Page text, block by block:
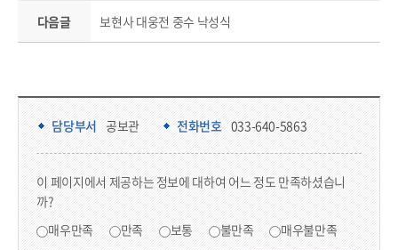
다음글 보현사 대웅전 중수 낙성식
담당부서 정보 & 컨텐츠 만족도 조사 & 공공저작물 자유이용 허락 표시
담당부서 공보관 전화번호 033-640-5863
이 페이지에서 제공하는 정보에 대하여 어느 정도 만족하셨습니
까?
매우만족 만족 보통 불만족 매우불만족